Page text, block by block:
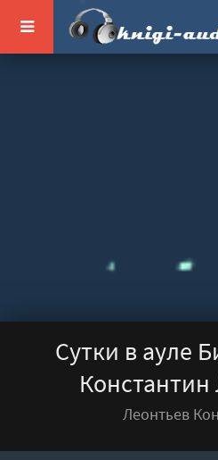
Сутки в ауле
Леонтьев